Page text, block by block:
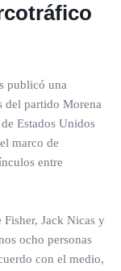
publicó una
del partido Morena
Estados Unidos
marco de
entre
Jack Nicas y
ocho personas
con el medio,